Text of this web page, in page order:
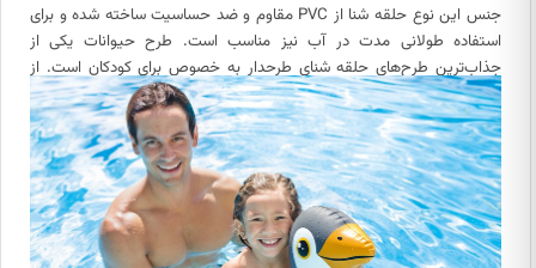
جنس این نوع حلقه شنا از PVC مقاوم و ضد حساسیت ساخته شده و برای
استفاده طولانی مدت در آب نیز مناسب است. طرح حیوانات یکی از
جذاب‌ترین طرح‌های حلقه شنای طرحدار به خصوص برای کودکان است. از
جمله طرح‌های حیوانات می‌‎توان به طرح فلامینگو، طرح پری دریایی و...
اشاره کرد. همچنین برخی از حلقه‌های شنای بادی به شکل یکی از حیوانات
طراحی شدند که جذابیت زیادی برای کودکان دارد. به عنوان مثال شما
می‌توانید حلقه شنا بادی اینتکس طرح ماهی، حلقه شنا بادی اینتکس طرح
قلب، حلقه شنا بادی اینتکس طرح تمساح و حلقه شنا بادی اینتکس طرح گل
را همین حالا از سایت اینتکس تهیه کنید. این محصول همچنین طرح‌هایی
متنوع به سلیقه بزرگسالان نیز دارد.